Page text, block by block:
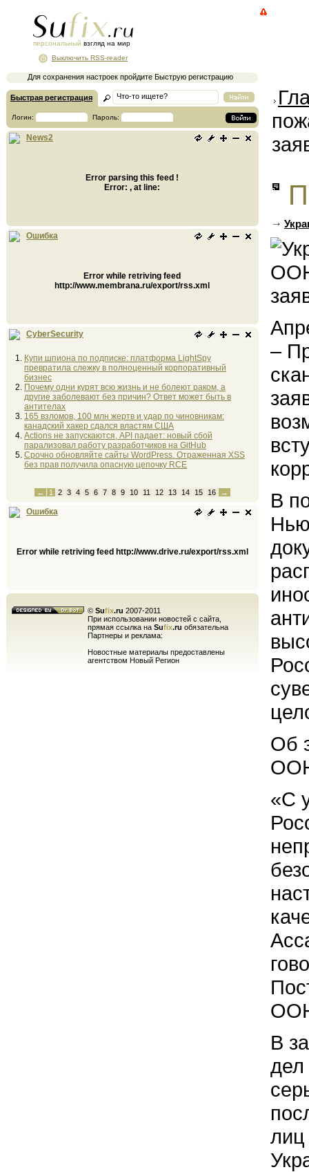
персональный взгляд на мир
Для сохранения настроек пройдите Быструю регистрацию
Выключить RSS-reader
Быстрая регистрация
Логин: Пароль:
News2
Error parsing this feed !
Error: , at line:
Ошибка
Error while retriving feed
http://www.membrana.ru/export/rss.xml
CyberSecurity
Купи шпиона по подписке: платформа LightSpy
превратила слежку в полноценный корпоративный
бизнес
Почему одни курят всю жизнь и не болеют раком, а
другие заболевают без причин? Ответ может быть в
антителах
165 взломов, 100 млн жертв и удар по чиновникам:
канадский хакер сдался властям США
Actions не запускаются, API падает: новый сбой
парализовал работу разработчиков на GitHub
Срочно обновляйте сайты WordPress. Отраженная XSS
без прав получила опасную цепочку RCE
← 1 2 3 4 5 6 7 8 9 10 11 12 13 14 15 16 →
Ошибка
Error while retriving feed http://www.drive.ru/export/rss.xml
© Sufix.ru 2007-2011
При использовании новостей с сайта,
прямая ссылка на Sufix.ru обязательна
Партнеры и реклама:
Новостные материалы предоставлены
агентством Новый Регион
–
В
Об
«С
В
дел
лиц